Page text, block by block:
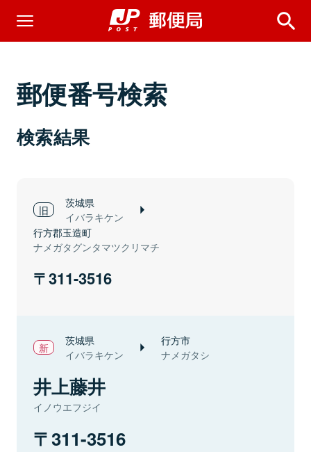
郵便番号検索
検索結果
茨城県
イバラキケン
行方郡玉造町
ナメガタグンタマツクリマチ
311-3516
茨城県
イバラキケン
行方市
ナメガタシ
井上藤井
イノウエフジイ
311-3516